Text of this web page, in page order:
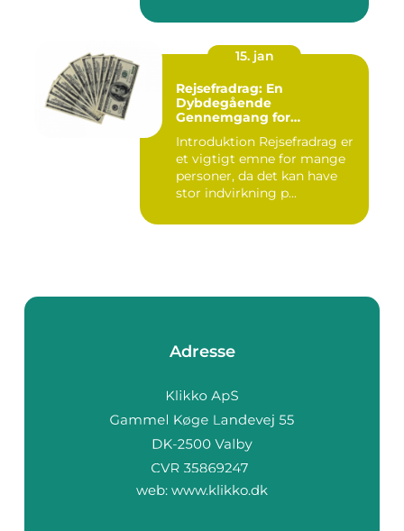
15. jan
Rejsefradrag: En
Dybdegående
Gennemgang for
Introduktion Rejsefradrag er
et vigtigt emne for mange
personer, da det kan have
stor indvirkning p...
Adresse
web: www.klikko.dk